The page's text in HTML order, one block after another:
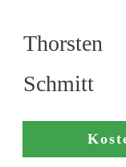
Thorsten
Schmitt